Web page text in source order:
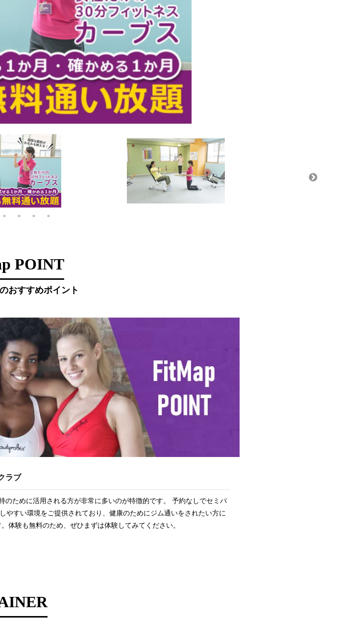
POINT
おすすめポイント
ラブ
のために活用される方が非常に多いのが特徴的です。 予約なしでセミパ
やすい環境をご提供されており、健康のためにジム通いをされたい方に
体験も無料のため、ぜひまずは体験してみてください。